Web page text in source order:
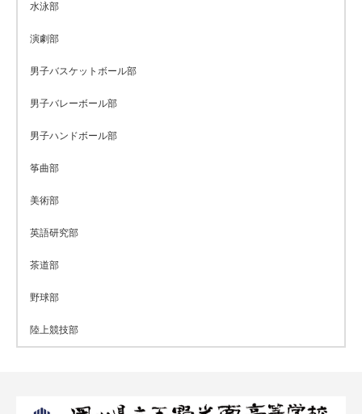
水泳部
演劇部
男子バスケットボール部
男子バレーボール部
男子ハンドボール部
筝曲部
美術部
英語研究部
茶道部
野球部
陸上競技部